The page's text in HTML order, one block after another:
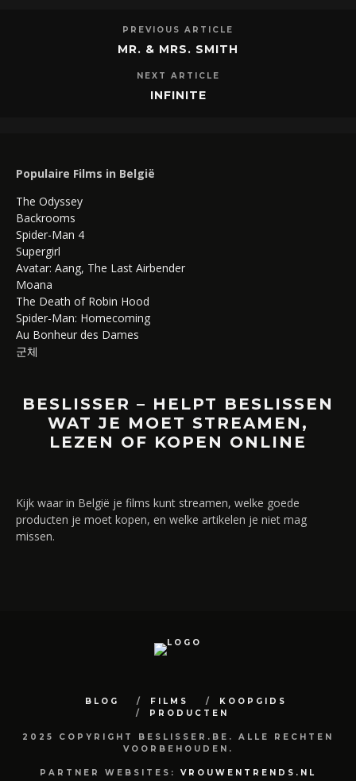
PREVIOUS ARTICLE
MR. & MRS. SMITH
NEXT ARTICLE
INFINITE
Populaire Films in België
The Odyssey
Backrooms
Spider-Man 4
Supergirl
Avatar: Aang, The Last Airbender
Moana
The Death of Robin Hood
Spider-Man: Homecoming
Au Bonheur des Dames
군체
BESLISSER – HELPT BESLISSEN
WAT JE MOET STREAMEN,
LEZEN OF KOPEN ONLINE
Kijk waar in België je films kunt streamen, welke goede
producten je moet kopen, en welke artikelen je niet mag
missen.
BLOG FILMS
KOOPGIDS
PRODUCTEN
2025 COPYRIGHT BESLISSER.BE. ALLE RECHTEN
VOORBEHOUDEN.
PARTNER WEBSITES: VROUWENTRENDS.NL